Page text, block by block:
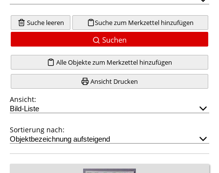
Suche leeren Suche zum Merkzettel hinzufügen
Suchen
Alle Objekte zum Merkzettel hinzufügen
Ansicht Drucken
Ansicht:
Sortierung nach: